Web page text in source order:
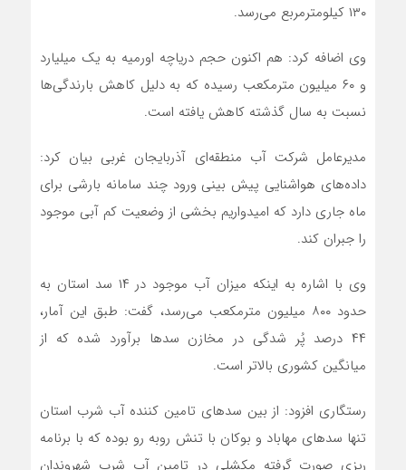
۱۳۰ کیلومترمربع می‌رسد.
وی اضافه کرد: هم اکنون حجم دریاچه اورمیه به یک میلیارد
و ۶۰ میلیون مترمکعب رسیده که به دلیل کاهش بارندگی‌ها
نسبت به سال گذشته کاهش یافته است.
مدیرعامل شرکت آب منطقه‌ای آذربایجان غربی بیان کرد:
داده‌های هواشنایی پیش بینی ورود چند سامانه بارشی برای
ماه جاری دارد که امیدواریم بخشی از وضعیت کم آبی موجود
را جبران کند.
وی با اشاره به اینکه میزان آب موجود در ۱۴ سد استان به
حدود ۸۰۰ میلیون مترمکعب می‌رسد، گفت: طبق این آمار،
۴۴ درصد پُر شدگی در مخازن سدها برآورد شده که از
میانگین کشوری بالاتر است.
رستگاری افزود: از بین سدهای تامین کننده آب شرب استان
تنها سدهای مهاباد و بوکان با تنش روبه رو بوده که با برنامه
ریزی صورت گرفته مکشلی در تامین آب شرب شهروندان